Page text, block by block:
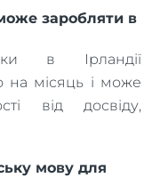
заробляти в
в Ірландії
на місяць і може
від досвіду,
мову для